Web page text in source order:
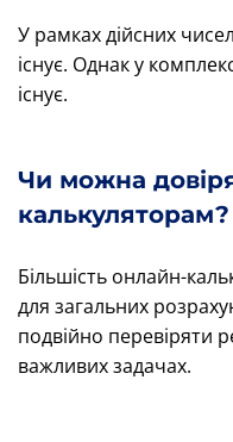
У рамках дійсних
існує. Однак у
існує.
Чи можна
калькуляторам?
Більшість онлайн-
для загальних
подвійно перевіряти
важливих задачах.